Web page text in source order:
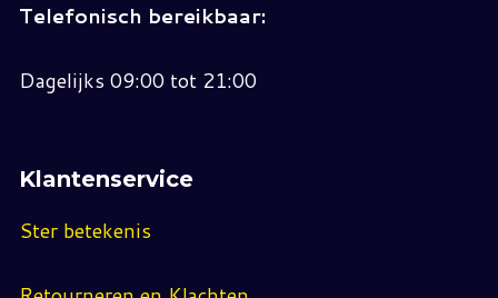
Telefonisch bereikbaar:
Dagelijks 09:00 tot 21:00
Klantenservice
Ster betekenis